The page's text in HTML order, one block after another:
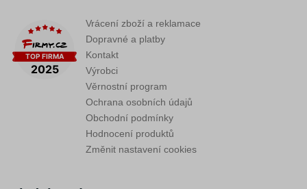
Vrácení zboží a reklamace
Dopravné a platby
Kontakt
Výrobci
Věrnostní program
Ochrana osobních údajů
Obchodní podmínky
Hodnocení produktů
Změnit nastavení cookies